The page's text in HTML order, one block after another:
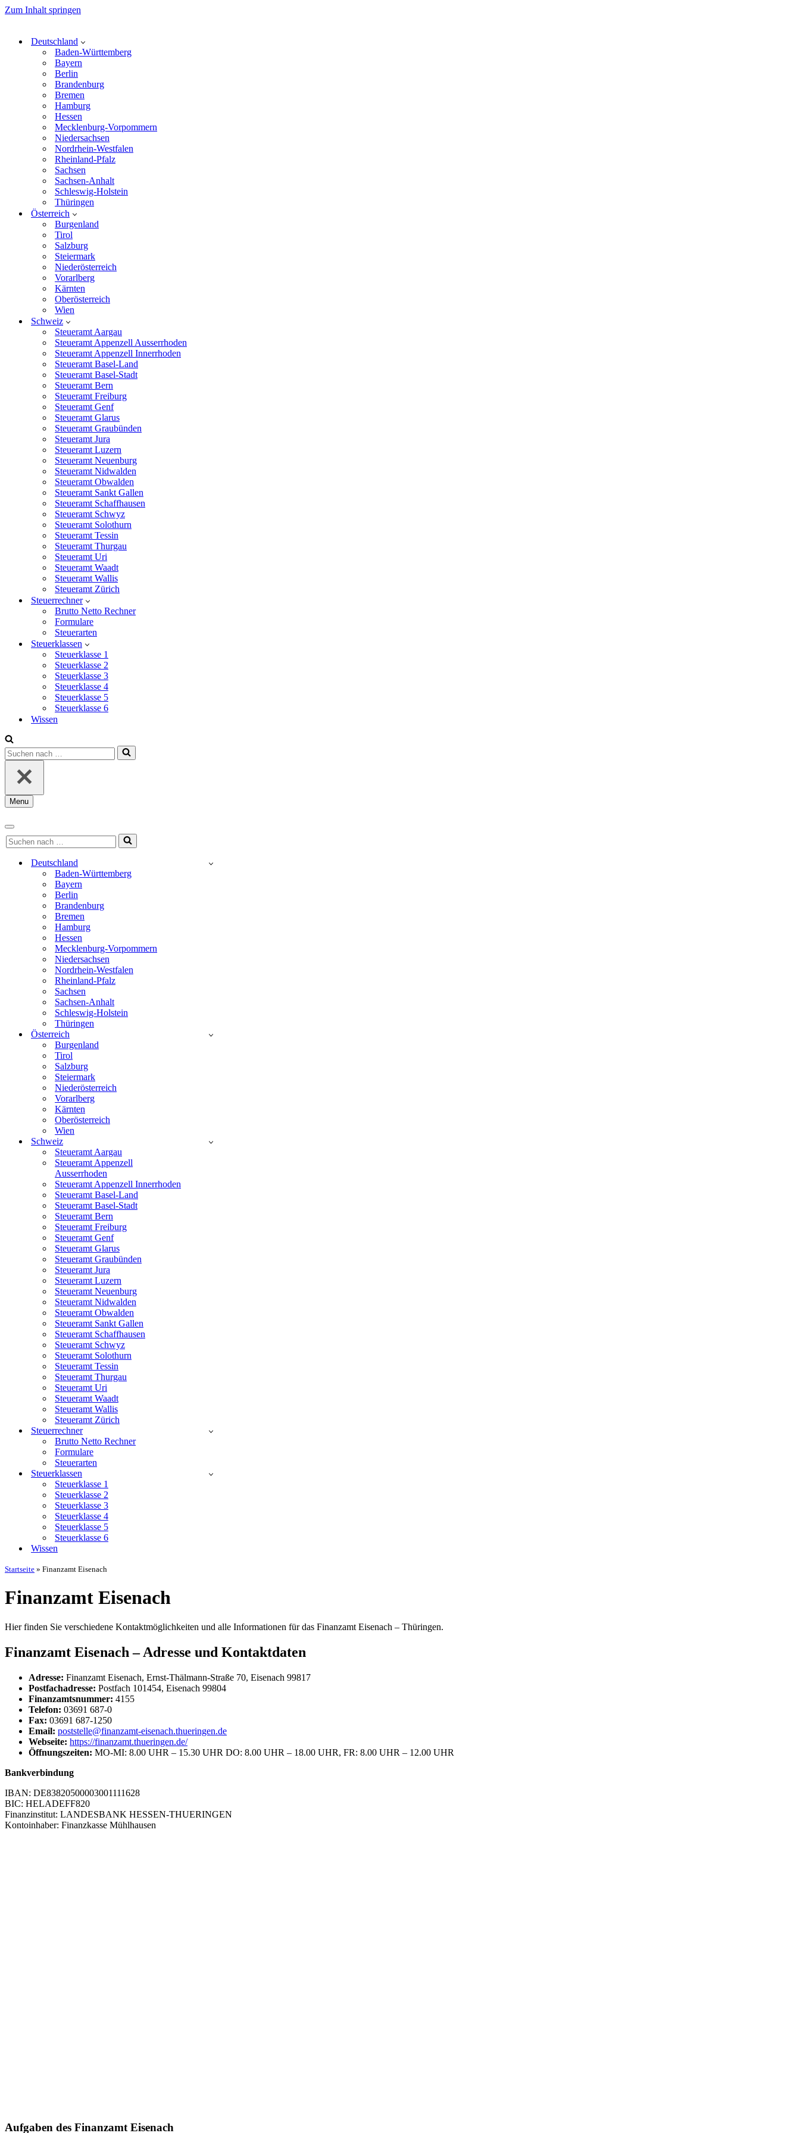
Zum Inhalt springen
Deutschland
Baden-Württemberg
Bayern
Berlin
Brandenburg
Bremen
Hamburg
Hessen
Mecklenburg-Vorpommern
Niedersachsen
Nordrhein-Westfalen
Rheinland-Pfalz
Sachsen
Sachsen-Anhalt
Schleswig-Holstein
Thüringen
Österreich
Burgenland
Tirol
Salzburg
Steiermark
Niederösterreich
Vorarlberg
Kärnten
Oberösterreich
Wien
Schweiz
Steueramt Aargau
Steueramt Appenzell Ausserrhoden
Steueramt Appenzell Innerrhoden
Steueramt Basel-Land
Steueramt Basel-Stadt
Steueramt Bern
Steueramt Freiburg
Steueramt Genf
Steueramt Glarus
Steueramt Graubünden
Steueramt Jura
Steueramt Luzern
Steueramt Neuenburg
Steueramt Nidwalden
Steueramt Obwalden
Steueramt Sankt Gallen
Steueramt Schaffhausen
Steueramt Schwyz
Steueramt Solothurn
Steueramt Tessin
Steueramt Thurgau
Steueramt Uri
Steueramt Waadt
Steueramt Wallis
Steueramt Zürich
Steuerrechner
Brutto Netto Rechner
Formulare
Steuerarten
Steuerklassen
Steuerklasse 1
Steuerklasse 2
Steuerklasse 3
Steuerklasse 4
Steuerklasse 5
Steuerklasse 6
Wissen
Suchen
nach …
Menu
Navigationsmenü
Navigationsmenü
Suchen
nach …
Deutschland
Baden-Württemberg
Bayern
Berlin
Brandenburg
Bremen
Hamburg
Hessen
Mecklenburg-Vorpommern
Niedersachsen
Nordrhein-Westfalen
Rheinland-Pfalz
Sachsen
Sachsen-Anhalt
Schleswig-Holstein
Thüringen
Österreich
Burgenland
Tirol
Salzburg
Steiermark
Niederösterreich
Vorarlberg
Kärnten
Oberösterreich
Wien
Schweiz
Steueramt Aargau
Steueramt Appenzell
Ausserrhoden
Steueramt Appenzell Innerrhoden
Steueramt Basel-Land
Steueramt Basel-Stadt
Steueramt Bern
Steueramt Freiburg
Steueramt Genf
Steueramt Glarus
Steueramt Graubünden
Steueramt Jura
Steueramt Luzern
Steueramt Neuenburg
Steueramt Nidwalden
Steueramt Obwalden
Steueramt Sankt Gallen
Steueramt Schaffhausen
Steueramt Schwyz
Steueramt Solothurn
Steueramt Tessin
Steueramt Thurgau
Steueramt Uri
Steueramt Waadt
Steueramt Wallis
Steueramt Zürich
Steuerrechner
Brutto Netto Rechner
Formulare
Steuerarten
Steuerklassen
Steuerklasse 1
Steuerklasse 2
Steuerklasse 3
Steuerklasse 4
Steuerklasse 5
Steuerklasse 6
Wissen
Startseite » Finanzamt Eisenach
Finanzamt Eisenach
Hier finden Sie verschiedene Kontaktmöglichkeiten und alle Informationen für das Finanzamt Eisenach – Thüringen.
Finanzamt Eisenach – Adresse und Kontaktdaten
Adresse: Finanzamt Eisenach, Ernst-Thälmann-Straße 70, Eisenach 99817
Postfachadresse: Postfach 101454, Eisenach 99804
Finanzamtsnummer: 4155
Telefon: 03691 687-0
Fax: 03691 687-1250
Email: poststelle@finanzamt-eisenach.thueringen.de
Webseite: https://finanzamt.thueringen.de/
Öffnungszeiten: MO-MI: 8.00 UHR – 15.30 UHR DO: 8.00 UHR – 18.00 UHR, FR: 8.00 UHR – 12.00 UHR
Bankverbindung
IBAN: DE83820500003001111628
BIC: HELADEFF820
Finanzinstitut: LANDESBANK HESSEN-THUERINGEN
Kontoinhaber: Finanzkasse Mühlhausen
Aufgaben des Finanzamt Eisenach